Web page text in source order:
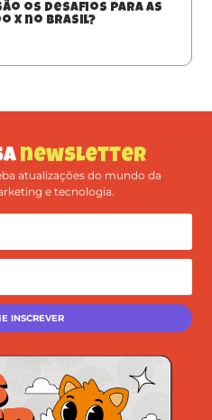
os desafios para as
X no Brasil?
newsletter
atualizações do mundo da
e tecnologia.